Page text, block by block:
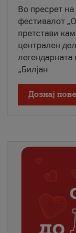
Во пресрет
фестивалот
претстави
централен
„Билјан
Дознај